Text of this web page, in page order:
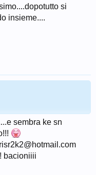
si
insieme....
sembra ke sn
bacioniiii